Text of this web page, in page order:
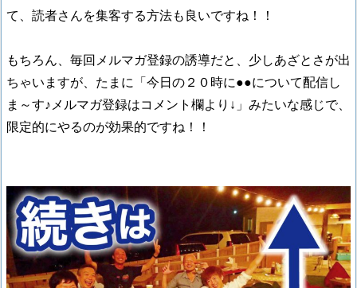
て、読者さんを集客する方法も良いですね！！
もちろん、毎回メルマガ登録の誘導だと、少しあざとさが出
ちゃいますが、たまに「今日の２０時に●●について配信し
ま～す♪メルマガ登録はコメント欄より↓」みたいな感じで、
限定的にやるのが効果的ですね！！